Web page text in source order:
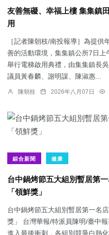
友善無礙、幸福上樓 集集鎮
用
［記者陳朝枝/南投報導］為提
善的活動環境，集集鎮公所7日
舉行電梯啟用典禮，由集集鎮長
議員黃春麟、謝明謀、陳淑惠...
陳朝枝 2026年八月07日
綜合新聞 健康
台中鍋烤節五大組別暫居第
「領鮮獎」
台中鍋烤節五大組別暫居第一名
獎」 台灣華報/特派員陳明/臺中
進入最後衝刺，各組別競爭白熱